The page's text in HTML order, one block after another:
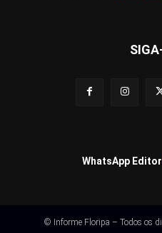
WhatsApp
© Informe Floripa – Todos os